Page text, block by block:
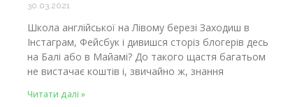
30.03.2021
Школа англійської на Лівому березі Заходиш в
Інстаграм, Фейсбук і дивишся сторіз блогерів десь
на Балі або в Майамі? До такого щастя багатьом
не вистачає коштів і, звичайно ж, знання
Читати далі »